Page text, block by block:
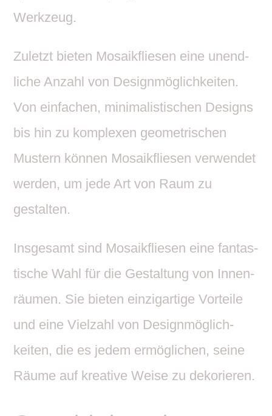
Werkzeug.
Zuletzt bieten Mosa­ik­fliesen eine unend­
liche Anzahl von Design­mög­lich­keiten.
Von einfa­chen, mini­ma­lis­ti­schen Designs
bis hin zu komplexen geome­tri­schen
Mustern können Mosa­ik­fliesen verwendet
werden, um jede Art von Raum zu
gestalten.
Insge­samt sind Mosa­ik­fliesen eine fantas­
ti­sche Wahl für die Gestal­tung von Innen­
räumen. Sie bieten einzig­ar­tige Vorteile
und eine Viel­zahl von Design­mög­lich­
keiten, die es jedem ermög­li­chen, seine
Räume auf krea­tive Weise zu dekorieren.